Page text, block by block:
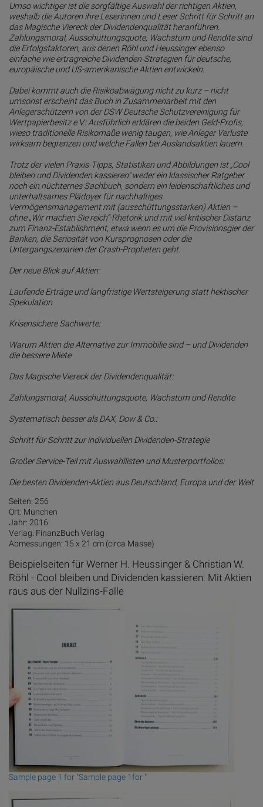
Umso wichtiger ist die sorgfältige Auswahl der richtigen Aktien,
weshalb die Autoren ihre Leserinnen und Leser Schritt für Schritt an
das Magische Viereck der Dividendenqualität heranführen.
Zahlungsmoral, Ausschüttungsquote, Wachstum und Rendite sind
die Erfolgsfaktoren, aus denen Röhl und Heussinger ebenso
einfache wie ertragreiche Dividenden-Strategien für deutsche,
europäische und US-amerikanische Aktien entwickeln.
Dabei kommt auch die Risikoabwägung nicht zu kurz – nicht
umsonst erscheint das Buch in Zusammenarbeit mit den
Anlegerschützern von der DSW Deutsche Schutzvereinigung für
Wertpapierbesitz e.V.: Ausführlich erklären die beiden Geld-Profis,
wieso traditionelle Risikomaße wenig taugen, wie Anleger Verluste
wirksam begrenzen und welche Fallen bei Auslandsaktien lauern.
Trotz der vielen Praxis-Tipps, Statistiken und Abbildungen ist „Cool
bleiben und Dividenden kassieren“ weder ein klassischer Ratgeber
noch ein nüchternes Sachbuch, sondern ein leidenschaftliches und
unterhaltsames Plädoyer für nachhaltiges
Vermögensmanagement mit (ausschüttungsstarken) Aktien –
ohne „Wir machen Sie reich“-Rhetorik und mit viel kritischer Distanz
zum Finanz-Establishment, etwa wenn es um die Provisionsgier der
Banken, die Seriosität von Kursprognosen oder die
Untergangszenarien der Crash-Propheten geht.
Der neue Blick auf Aktien:
Laufende Erträge und langfristige Wertsteigerung statt hektischer
Spekulation
Krisensichere Sachwerte:
Warum Aktien die Alternative zur Immobilie sind – und Dividenden
die bessere Miete
Das Magische Viereck der Dividendenqualität:
Zahlungsmoral, Ausschüttungsquote, Wachstum und Rendite
Systematisch besser als DAX, Dow & Co.:
Schritt für Schritt zur individuellen Dividenden-Strategie
Großer Service-Teil mit Auswahllisten und Musterportfolios:
Die besten Dividenden-Aktien aus Deutschland, Europa und der Welt
Seiten: 256
Ort: München
Jahr: 2016
Verlag: FinanzBuch Verlag
Abmessungen: 15 x 21 cm (circa Masse)
Beispielseiten für Werner H. Heussinger & Christian W.
Röhl - Cool bleiben und Dividenden kassieren: Mit Aktien
raus aus der Nullzins-Falle
Sample page 1 for "Sample page 1for "